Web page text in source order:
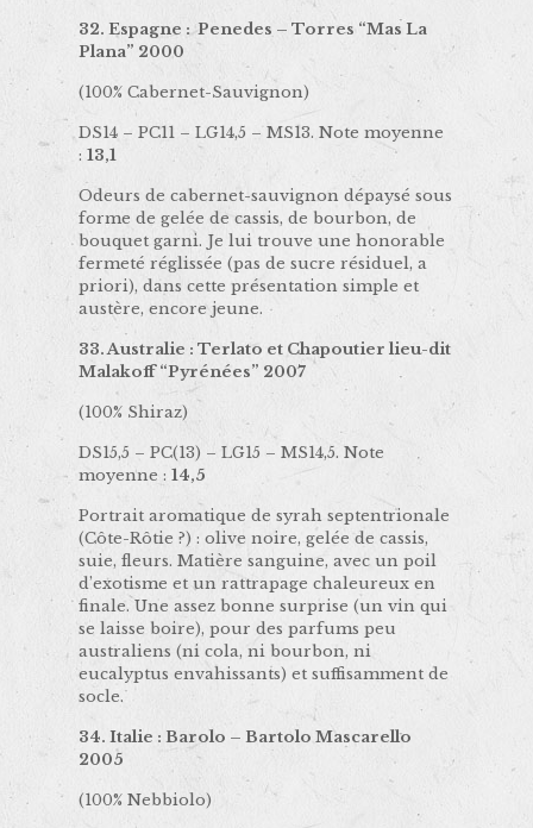
32. Espagne : Penedes – Torres “Mas La
Plana” 2000
(100% Cabernet-Sauvignon)
DS14 – PC11 – LG14,5 – MS13. Note moyenne
:13,1
Odeurs de cabernet-sauvignon dépaysé sous
forme de gelée de cassis, de bourbon, de
bouquet garni. Je lui trouve une honorable
fermeté réglissée (pas de sucre résiduel, a
priori), dans cette présentation simple et
austère, encore jeune.
33. Australie : Terlato et Chapoutier lieu-dit
Malakoff “Pyrénées” 2007
(100% Shiraz)
DS15,5 – PC(13) – LG15 – MS14,5. Note
moyenne :14,5
Portrait aromatique de syrah septentrionale
(Côte-Rôtie ?) : olive noire, gelée de cassis,
suie, fleurs. Matière sanguine, avec un poil
d’exotisme et un rattrapage chaleureux en
finale. Une assez bonne surprise (un vin qui
se laisse boire), pour des parfums peu
australiens (ni cola, ni bourbon, ni
eucalyptus envahissants) et suffisamment de
socle.
34. Italie : Barolo – Bartolo Mascarello
2005
(100% Nebbiolo)